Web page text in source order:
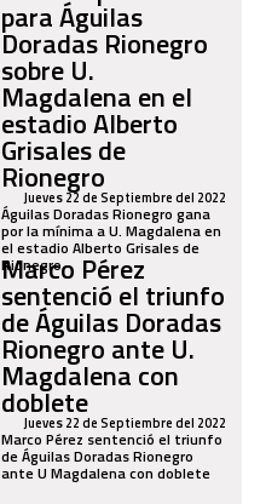
para Águilas
Doradas Rionegro
sobre U.
Magdalena en el
estadio Alberto
Grisales de
Rionegro
Jueves 22 de Septiembre del 2022
Águilas Doradas Rionegro gana
por la mínima a U. Magdalena en
el estadio Alberto Grisales de
Rionegro
Marco Pérez
sentenció el triunfo
de Águilas Doradas
Rionegro ante U.
Magdalena con
doblete
Jueves 22 de Septiembre del 2022
Marco Pérez sentenció el triunfo
de Águilas Doradas Rionegro
ante U Magdalena con doblete